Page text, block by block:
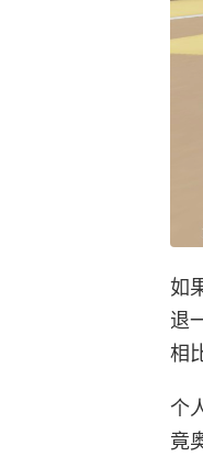
如
退
相
个
竟